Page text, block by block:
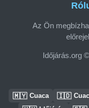
Az Ön
Időjárás.org
🇲🇾 Cuaca 🇮🇩